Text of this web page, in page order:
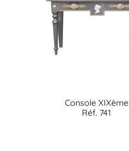
Console XIXème
Réf. 741